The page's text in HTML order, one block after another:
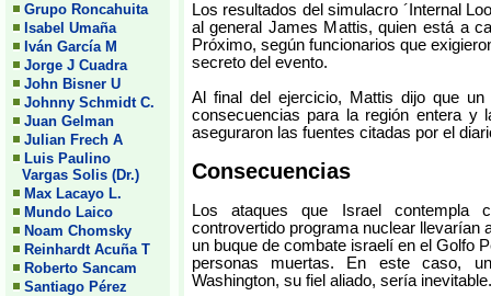
Grupo Roncahuita
Isabel Umaña
Iván García M
Jorge J Cuadra
John Bisner U
Johnny Schmidt C.
Juan Gelman
Julian Frech A
Luis Paulino
Vargas Solis (Dr.)
Max Lacayo L.
Mundo Laico
Noam Chomsky
Reinhardt Acuña T
Roberto Sancam
Santiago Pérez
Los resultados del simulacro ´Internal
al general James Mattis, quien está a
Próximo, según funcionarios que
secreto del evento.
Al final del ejercicio, Mattis dijo que
consecuencias para la región entera y
aseguraron las fuentes citadas por el
Consecuencias
Los ataques que Israel contempla
controvertido programa nuclear llevarían
un buque de combate israelí en el Golfo
personas muertas. En este caso,
Washington, su fiel aliado, sería inevitable.